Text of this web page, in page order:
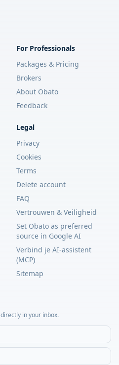
For Professionals
Packages & Pricing
Brokers
About Obato
Feedback
Legal
Privacy
Cookies
Terms
Delete account
FAQ
Vertrouwen & Veiligheid
Set Obato as preferred
source in Google AI
Verbind je AI-assistent
(MCP)
Sitemap
in your inbox.